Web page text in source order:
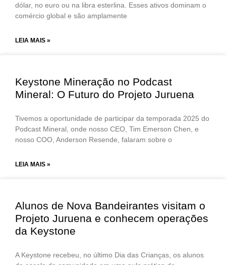
dólar, no euro ou na libra esterlina. Esses ativos dominam o
comércio global e são amplamente
LEIA MAIS »
Keystone Mineração no Podcast
Mineral: O Futuro do Projeto Juruena
Tivemos a oportunidade de participar da temporada 2025 do
Podcast Mineral, onde nosso CEO, Tim Emerson Chen, e
nosso COO, Anderson Resende, falaram sobre o
LEIA MAIS »
Alunos de Nova Bandeirantes visitam o
Projeto Juruena e conhecem operações
da Keystone
A Keystone recebeu, no último Dia das Crianças, os alunos